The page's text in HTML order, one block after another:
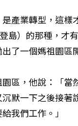
產業轉型，這
島）的那種，才
了一個媽祖園區
區，他說：「
默一下之後接
我們工作。」